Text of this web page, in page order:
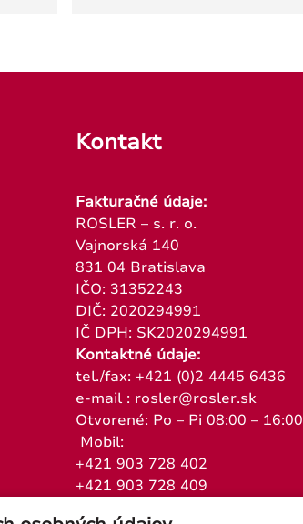
Kontakt
Fakturačné údaje:
ROSLER – s. r. o.
Vajnorská 140
831 04 Bratislava
IČO: 31352243
DIČ: 2020294991
IČ DPH: SK2020294991
Kontaktné údaje:
tel./fax: +421 (0)2 4445 6436
e-mail : rosler@rosler.sk
Otvorené: Po – Pi 08:00 – 16:00
Mobil:
+421 903 728 402
+421 903 728 409